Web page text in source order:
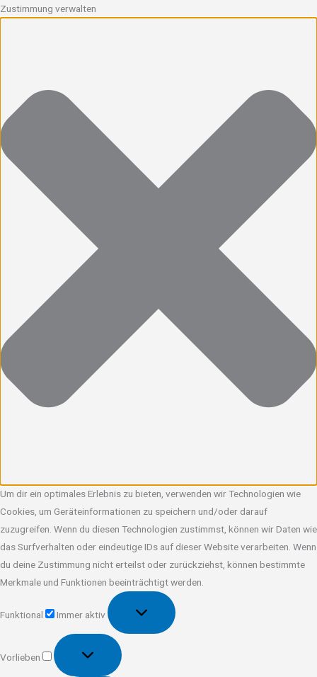
Zustimmung verwalten
Um dir ein optimales Erlebnis zu bieten, verwenden wir Technologien wie
Cookies, um Geräteinformationen zu speichern und/oder darauf
zuzugreifen. Wenn du diesen Technologien zustimmst, können wir Daten wie
das Surfverhalten oder eindeutige IDs auf dieser Website verarbeiten. Wenn
du deine Zustimmung nicht erteilst oder zurückziehst, können bestimmte
Merkmale und Funktionen beeinträchtigt werden.
Funktional
Immer aktiv
Vorlieben
Vorlieben